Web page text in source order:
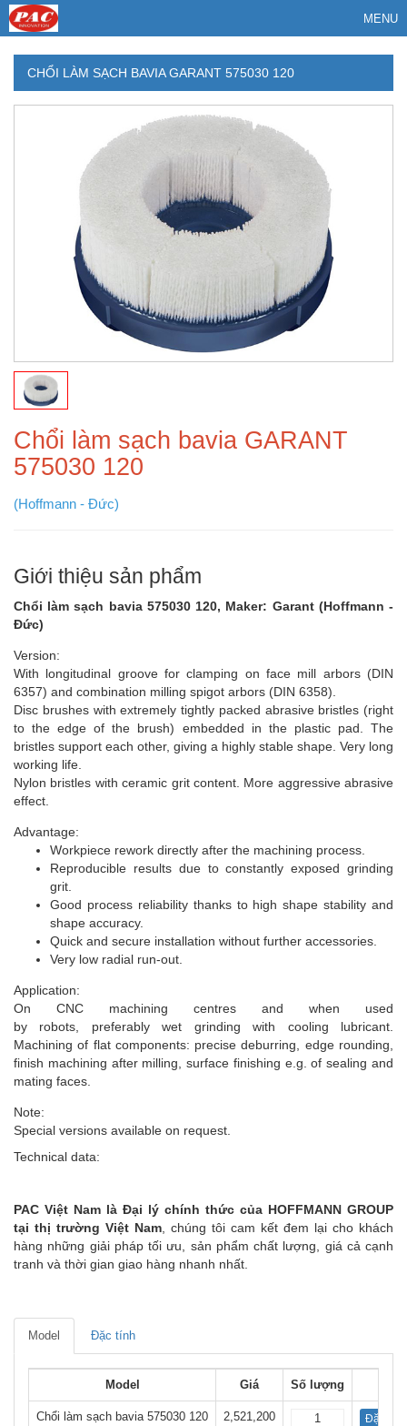
MENU
CHỔI LÀM SẠCH BAVIA GARANT 575030 120
Chổi làm sạch bavia GARANT
575030 120
(Hoffmann - Đức)
Giới thiệu sản phẩm
Chổi làm sạch bavia 575030 120, Maker: Garant (Hoffmann -
Đức)
Version:
With longitudinal groove for clamping on face mill arbors (DIN
6357) and combination milling spigot arbors (DIN 6358).
Disc brushes with extremely tightly packed abrasive bristles (right
to the edge of the brush) embedded in the plastic pad. The
bristles support each other, giving a highly stable shape. Very long
working life.
Nylon bristles with ceramic grit content. More aggressive abrasive
effect.
Advantage:
Workpiece rework directly after the machining process.
Reproducible results due to constantly exposed grinding
grit.
Good process reliability thanks to high shape stability and
shape accuracy.
Quick and secure installation without further accessories.
Very low radial run-out.
Application:
On CNC machining centres and when used
by robots, preferably wet grinding with cooling lubricant.
Machining of flat components: precise deburring, edge rounding,
finish machining after milling, surface finishing e.g. of sealing and
mating faces.
Note:
Special versions available on request.
Technical data:
PAC Việt Nam là Đại lý chính thức của HOFFMANN GROUP
tại thị trường Việt Nam , chúng tôi cam kết đem lại cho khách
hàng những giải pháp tối ưu, sản phẩm chất lượng, giá cả cạnh
tranh và thời gian giao hàng nhanh nhất.
Model Đặc tính
Model Giá Số lượng
Chổi làm sạch bavia 575030 120 2,521,200 Đặt mua